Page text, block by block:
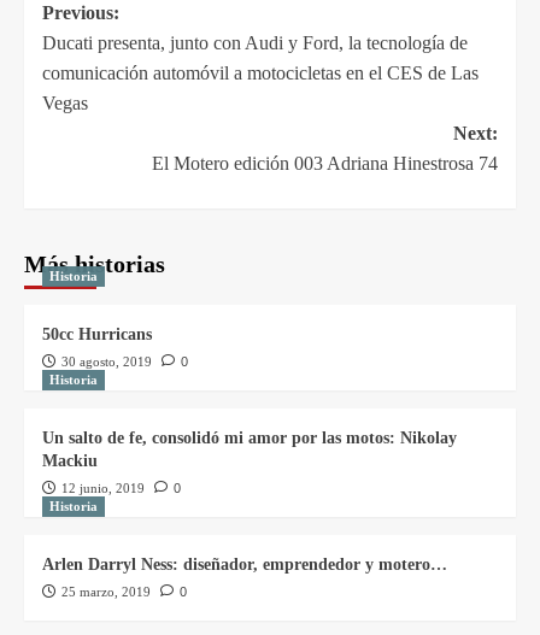
Previous:
Ducati presenta, junto con Audi y Ford, la tecnología de
comunicación automóvil a motocicletas en el CES de Las
Vegas
Next:
El Motero edición 003 Adriana Hinestrosa 74
Más historias
Historia
50cc Hurricans
30 agosto, 2019
0
Historia
Un salto de fe, consolidó mi amor por las motos: Nikolay
Mackiu
12 junio, 2019
0
Historia
Arlen Darryl Ness: diseñador, emprendedor y motero…
25 marzo, 2019 0